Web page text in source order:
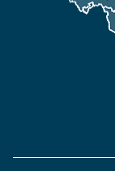
beschermt